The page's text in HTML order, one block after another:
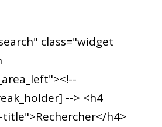
class="widget
--> <h4
h4>